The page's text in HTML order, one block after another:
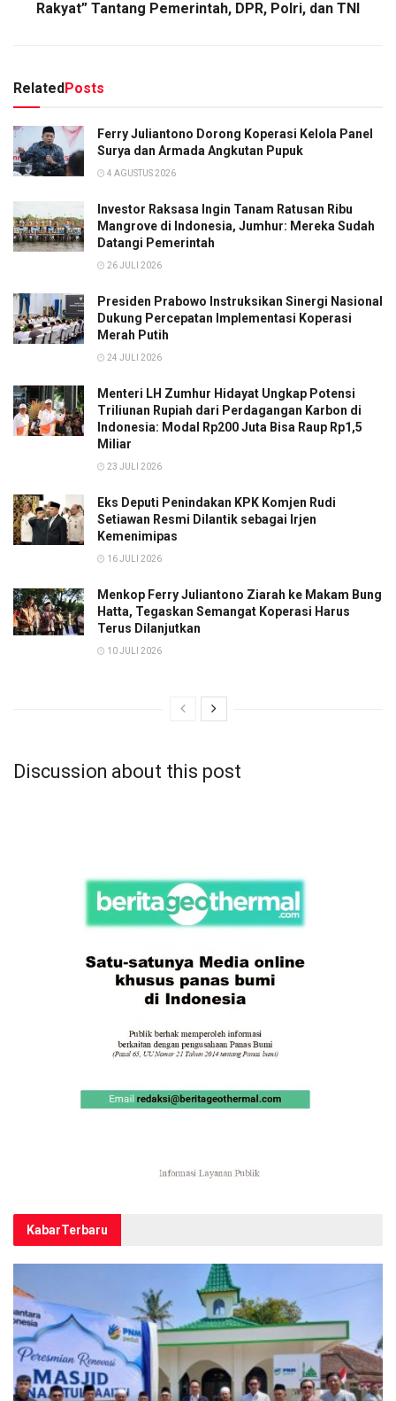
Rakyat” Tantang Pemerintah, DPR, Polri, dan TNI
RelatedPosts
Ferry Juliantono Dorong Koperasi Kelola Panel
Surya dan Armada Angkutan Pupuk
4 AGUSTUS 2026
Investor Raksasa Ingin Tanam Ratusan Ribu
Mangrove di Indonesia, Jumhur: Mereka Sudah
Datangi Pemerintah
26 JULI 2026
Presiden Prabowo Instruksikan Sinergi Nasional
Dukung Percepatan Implementasi Koperasi
Merah Putih
24 JULI 2026
Menteri LH Zumhur Hidayat Ungkap Potensi
Triliunan Rupiah dari Perdagangan Karbon di
Indonesia: Modal Rp200 Juta Bisa Raup Rp1,5
Miliar
23 JULI 2026
Eks Deputi Penindakan KPK Komjen Rudi
Setiawan Resmi Dilantik sebagai Irjen
Kemenimipas
16 JULI 2026
Menkop Ferry Juliantono Ziarah ke Makam Bung
Hatta, Tegaskan Semangat Koperasi Harus
Terus Dilanjutkan
10 JULI 2026
Discussion about this post
KabarTerbaru